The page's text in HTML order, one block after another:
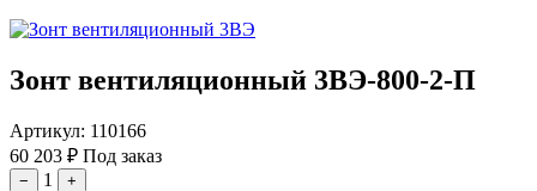
Зонт вентиляционный 3ВЭ-800-2-П
Артикул: 110166
60 203 ₽ Под заказ
− 1
+